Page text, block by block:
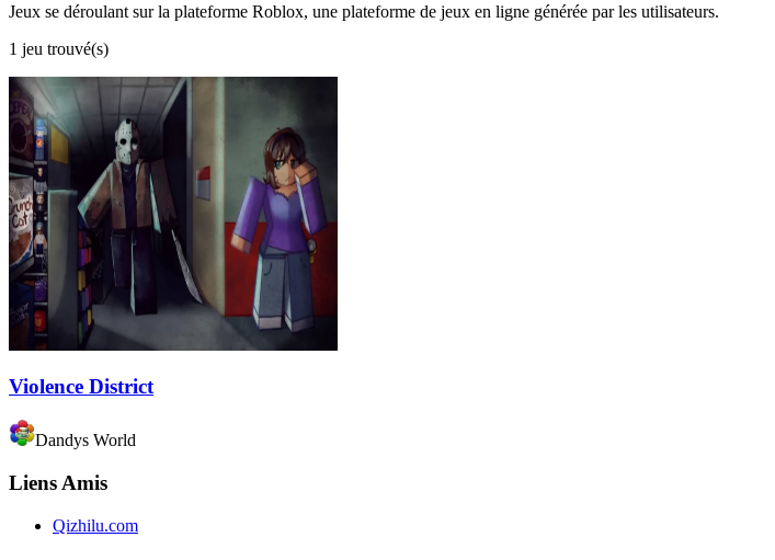
Jeux se déroulant sur la plateforme Roblox, une plateforme de jeux en ligne générée par les utilisateurs.
1 jeu trouvé(s)
Violence District
Dandys World
Liens Amis
Qizhilu.com